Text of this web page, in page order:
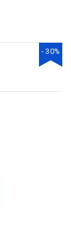
- 30%